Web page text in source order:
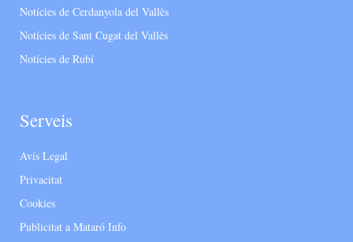
Notícies de Cerdanyola del Vallès
Notícies de Sant Cugat del Vallès
Notícies de Rubí
Serveis
Avís Legal
Privacitat
Cookies
Publicitat a Mataró Info